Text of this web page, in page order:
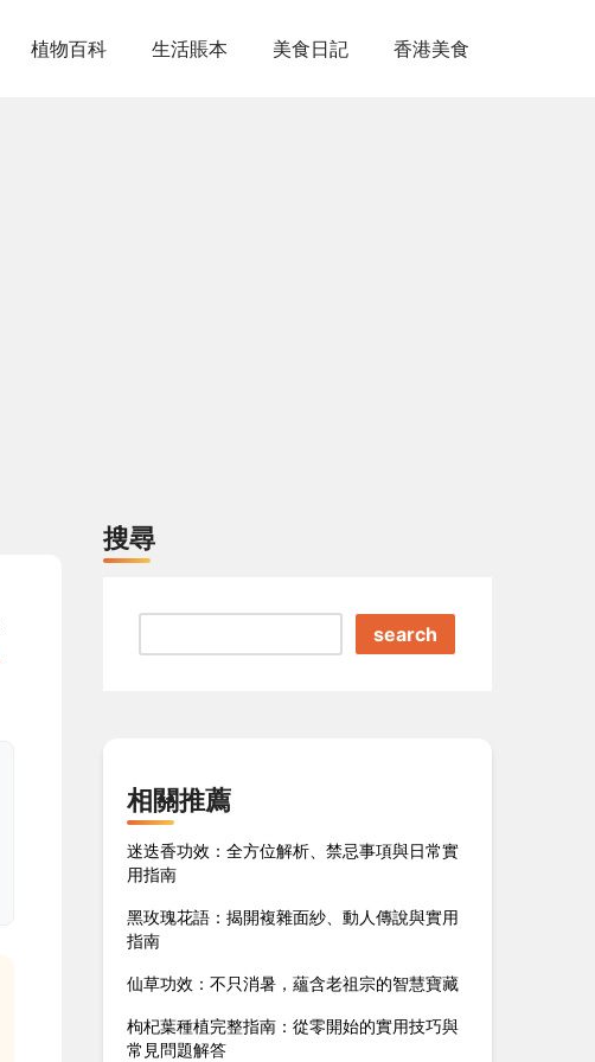
植物百科 生活賬本 美食日記 香港美食
搜尋
search
相關推薦
迷迭香功效：全方位解析、禁忌事項與日常實
用指南
黑玫瑰花語：揭開複雜面紗、動人傳說與實用
指南
仙草功效：不只消暑，蘊含老祖宗的智慧寶藏
枸杞葉種植完整指南：從零開始的實用技巧與
常見問題解答